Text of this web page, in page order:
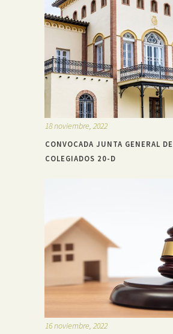
18 noviembre, 2022
CONVOCADA JUNTA GENERAL DE
COLEGIADOS 20-D
16 noviembre, 2022